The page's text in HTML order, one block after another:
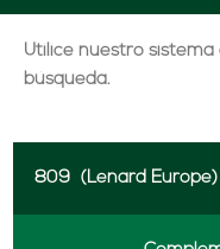
Utilice nuestro
búsqueda.
809 (Lenard Europe)